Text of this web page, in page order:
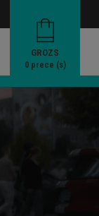
GROZS
0prece (s)